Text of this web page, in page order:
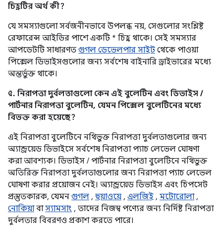
চিহ্নটির অর্থ কী?
যে সমস্যাগুলো সর্বজনীনভাবে উপলব্ধ নয়, সেগুলোর সংশ্লিষ্ট
রেফারেন্স আইডির পাশে একটি * চিহ্ন থাকে। সেই সমস্যার
আপডেটটি সাধারণত গুগল ডেভেলপার সাইট থেকে পাওয়া
পিক্সেল ডিভাইসগুলোর জন্য সর্বশেষ বাইনারি ড্রাইভারের মধ্যে
অন্তর্ভুক্ত থাকে।
৫. নিরাপত্তা দুর্বলতাগুলো কেন এই বুলেটিন এবং ডিভাইস /
পার্টনার নিরাপত্তা বুলেটিন, যেমন পিক্সেল বুলেটিনের মধ্যে
বিভক্ত করা হয়েছে?
এই নিরাপত্তা বুলেটিনে নথিভুক্ত নিরাপত্তা দুর্বলতাগুলোর জন্য
অ্যান্ড্রয়েড ডিভাইসে সর্বশেষ নিরাপত্তা প্যাচ লেভেল ঘোষণা
করা আবশ্যক। ডিভাইস / পার্টনার নিরাপত্তা বুলেটিনে নথিভুক্ত
অতিরিক্ত নিরাপত্তা দুর্বলতাগুলোর জন্য নিরাপত্তা প্যাচ লেভেল
ঘোষণা করার প্রয়োজন নেই। অ্যান্ড্রয়েড ডিভাইস এবং চিপসেট
প্রস্তুতকারক, যেমন গুগল , হুয়াওয়ে , এলজিই , মটোরোলা,
নোকিয়াবাস্যামসাং , তাদের নিজস্ব পণ্যের জন্য নির্দিষ্ট নিরাপত্তা
দুর্বলতার বিবরণও প্রকাশ করতে পারে।